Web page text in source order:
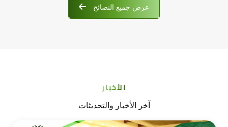
عرض جميع النصائح
الأخبار
آخر الأخبار والتحديثات